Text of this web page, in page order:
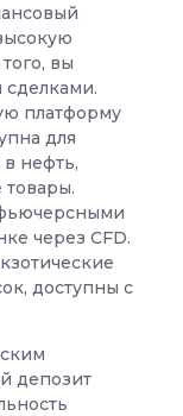
вы
сделками.
платформу
для
нефть,
товары.
фьючерсными
через CFD.
доступны с
депозит